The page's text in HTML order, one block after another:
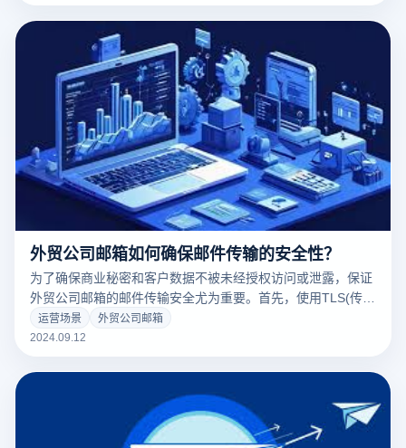
以帮助跨境电子商务有效地管理客户沟通和订单处理，并提供
足够的存储空间和安全保护。选择合适的外国电子邮件服务也
有助于提高电子商务业务的运营效率和沟通效果。
外贸公司邮箱如何确保邮件传输的安全性？
为了确保商业秘密和客户数据不被未经授权访问或泄露，保证
外贸公司邮箱的邮件传输安全尤为重要。首先，使用TLS(传输
层安全)等加密协议，可以在邮件传输过程中加密数据，避免
被第三方窃取。其次，实施双重认证(2FA)等强身份认证措
取复杂的密码策略，也是保护邮箱的关键措施。此外，选择支
持端到端加密的邮件服务提供商，可以进一步保证邮件内容在
传输和存储过程中的安全性。
运营场景
外贸公司邮箱
2024.09.12